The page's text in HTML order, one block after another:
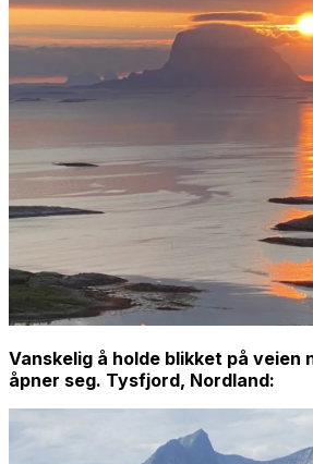
Vanskelig å holde blikket på veien
åpner seg. Tysfjord, Nordland: